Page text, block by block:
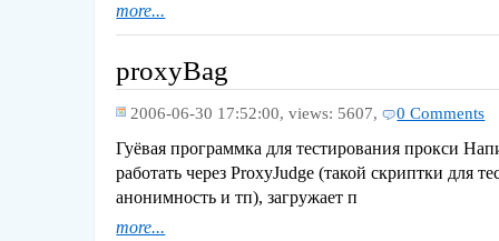
more...
proxyBag
2006-06-30 17:52:00, views: 5607, 0 Comments
Гуёвая программка для тестирования прокси
работать через ProxyJudge (такой скриптки для
анонимность и тп), загружает п
more...